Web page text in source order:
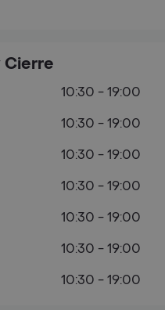
Cierre
10:30 - 19:00
10:30 - 19:00
10:30 - 19:00
10:30 - 19:00
10:30 - 19:00
10:30 - 19:00
10:30 - 19:00